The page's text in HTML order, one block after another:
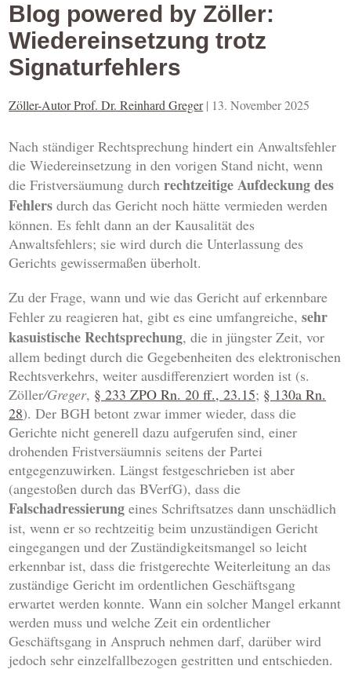
Blog powered by Zöller:
Wiedereinsetzung trotz
Signaturfehlers
Zöller-Autor Prof. Dr. Reinhard Greger | 13. November 2025
Nach ständiger Rechtsprechung hindert ein Anwaltsfehler
die Wiedereinsetzung in den vorigen Stand nicht, wenn
die Fristversäumung durchrechtzeitige Aufdeckung des
Fehlers durch das Gericht noch hätte vermieden werden
können. Es fehlt dann an der Kausalität des
Anwaltsfehlers; sie wird durch die Unterlassung des
Gerichts gewissermaßen überholt.
Zu der Frage, wann und wie das Gericht auf erkennbare
Fehler zu reagieren hat, gibt es eine umfangreiche,sehr
kasuistische Rechtsprechung, die in jüngster Zeit, vor
allem bedingt durch die Gegebenheiten des elektronischen
Rechtsverkehrs, weiter ausdifferenziert worden ist (s.
Zöller/Greger, § 233 ZPO Rn. 20 ff., 23.15; § 130a Rn.
28). Der BGH betont zwar immer wieder, dass die
Gerichte nicht generell dazu aufgerufen sind, einer
drohenden Fristversäumnis seitens der Partei
entgegenzuwirken. Längst festgeschrieben ist aber
(angestoßen durch das BVerfG), dass die
Falschadressierung eines Schriftsatzes dann unschädlich
ist, wenn er so rechtzeitig beim unzuständigen Gericht
eingegangen und der Zuständigkeitsmangel so leicht
erkennbar ist, dass die fristgerechte Weiterleitung an das
zuständige Gericht im ordentlichen Geschäftsgang
erwartet werden konnte. Wann ein solcher Mangel erkannt
werden muss und welche Zeit ein ordentlicher
Geschäftsgang in Anspruch nehmen darf, darüber wird
jedoch sehr einzelfallbezogen gestritten und entschieden.